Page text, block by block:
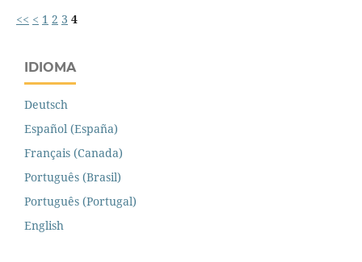
<< < 1 2 3 4
IDIOMA
Deutsch
Español (España)
Français (Canada)
Português (Brasil)
Português (Portugal)
English